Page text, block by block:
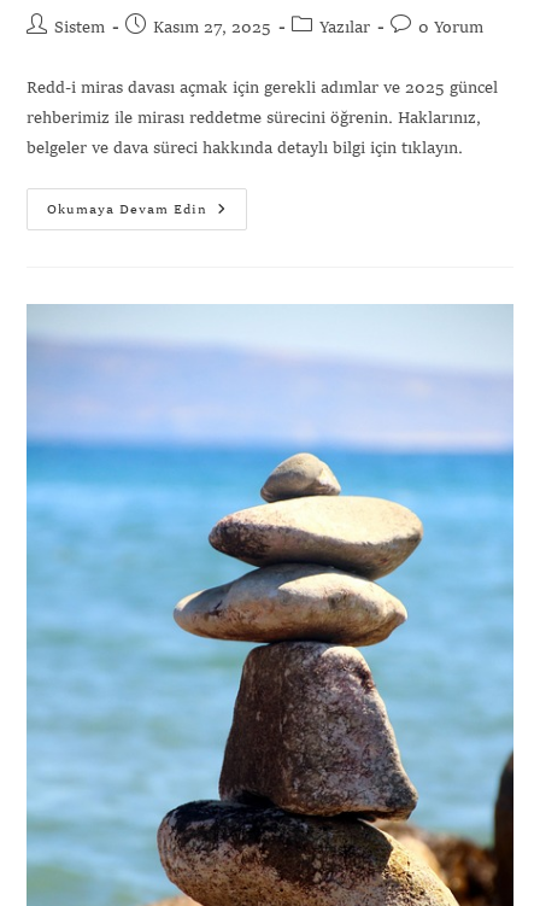
Sistem Kasım 27, 2025 Yazılar 0 Yorum
Redd-i miras davası açmak için gerekli adımlar ve 2025 güncel
rehberimiz ile mirası reddetme sürecini öğrenin. Haklarınız,
belgeler ve dava süreci hakkında detaylı bilgi için tıklayın.
Okumaya Devam Edin